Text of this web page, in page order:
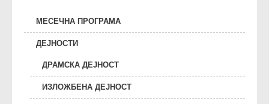
МЕСЕЧНА ПРОГРАМА
ДЕЈНОСТИ
ДРАМСКА ДЕЈНОСТ
ИЗЛОЖБЕНА ДЕЈНОСТ